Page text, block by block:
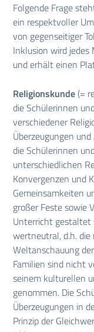
Folgende Frage
ein respektvoller
von gegenseitiger
Inklusion wird
und erhält einen
Religionskunde (=
die Schülerinnen
verschiedener
Überzeugungen
die Schülerinnen
unterschiedlichen
Konvergenzen und
Gemeinsamkeiten
großer Feste sowie
Unterricht gestaltet
wertneutral, d.h. die
Weltanschauung
Familien sind nicht
seinem kulturellen
genommen. Die
Überzeugungen in
Prinzip der